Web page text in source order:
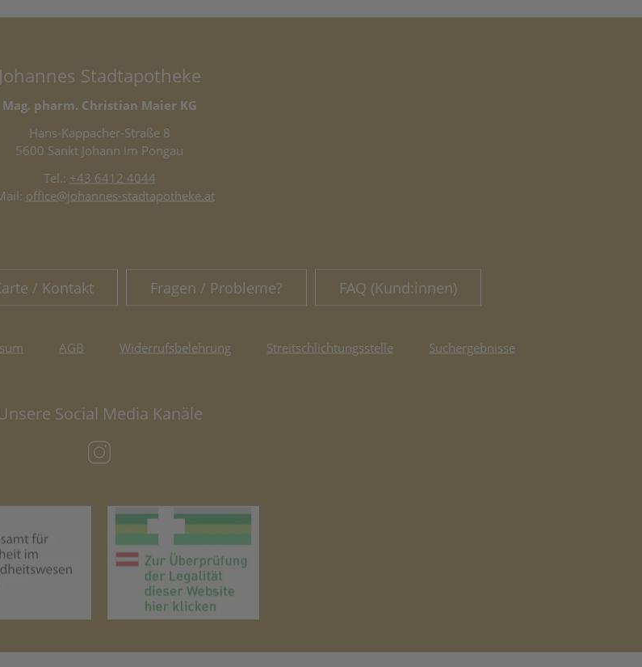
Johannes Stadtapotheke
Mag. pharm. Christian Maier KG
Hans-Kappacher-Straße 8
5600 Sankt Johann im Pongau
Tel.: +43 6412 4044
office@johannes-stadtapotheke.at
/ Kontakt Fragen / Probleme? FAQ (Kund:innen)
AGB Widerrufsbelehrung Streitschlichtungsstelle Suchergebnisse
Social Media Kanäle
(öffnet in neuem Tab)